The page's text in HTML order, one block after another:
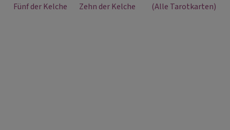
Fünf der Kelche
Zehn der Kelche (Alle Tarotkarten)